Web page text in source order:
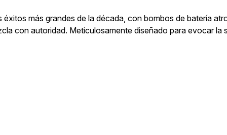
más grandes de la década, con bombos de batería
de sintetizador ascendentes,